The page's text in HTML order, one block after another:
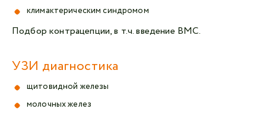
климактерическим синдромом
Подбор контрацепции, в т.ч. введение ВМС.
УЗИ диагностика
щитовидной железы
молочных желез